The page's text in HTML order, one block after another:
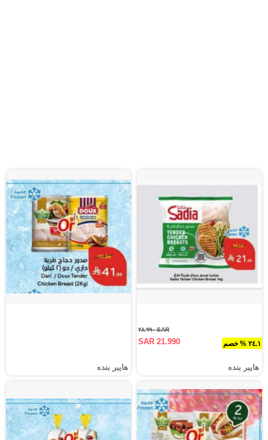
٢٤.١ % خصم
SAR ٢٨.٩٩٠
SAR 21.990
هايبر بنده هايبر بنده